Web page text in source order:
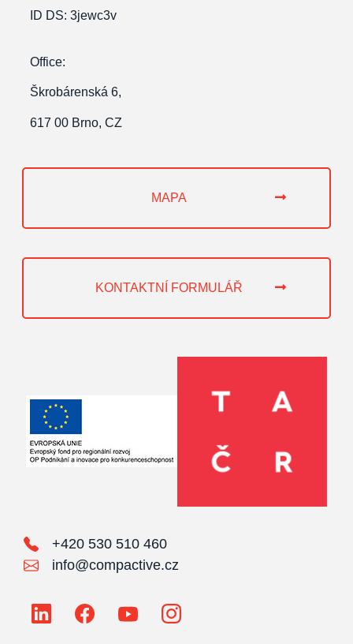
ID DS: 3jewc3v
Office:
Škrobárenská 6,
617 00 Brno, CZ
MAPA
KONTAKTNÍ FORMULÁŘ
+420 530 510 460
info@compactive.cz